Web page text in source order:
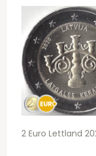
2 Euro Lettland